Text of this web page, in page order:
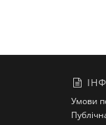
Умови